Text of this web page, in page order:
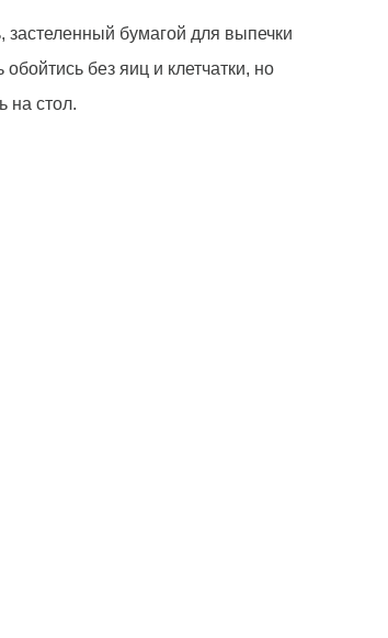
застеленный бумагой для выпечки
без яиц и клетчатки, но
на стол.